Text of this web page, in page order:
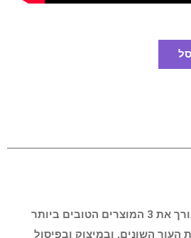
בערכה אחת אספנו עבורך את 3 המוצרים הטובים ביותר
העור השונים, ובמיצוק ובפיסול